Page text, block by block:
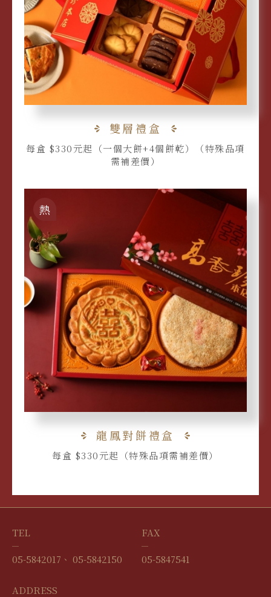
雙層禮盒
每盒 $330元起（一個大餅+4個餅乾）（特殊品項
需補差價）
熱
龍鳳對餅禮盒
每盒 $330元起（特殊品項需補差價）
TEL
05-5842017 05-5842150
FAX
05-5847541
ADDRESS